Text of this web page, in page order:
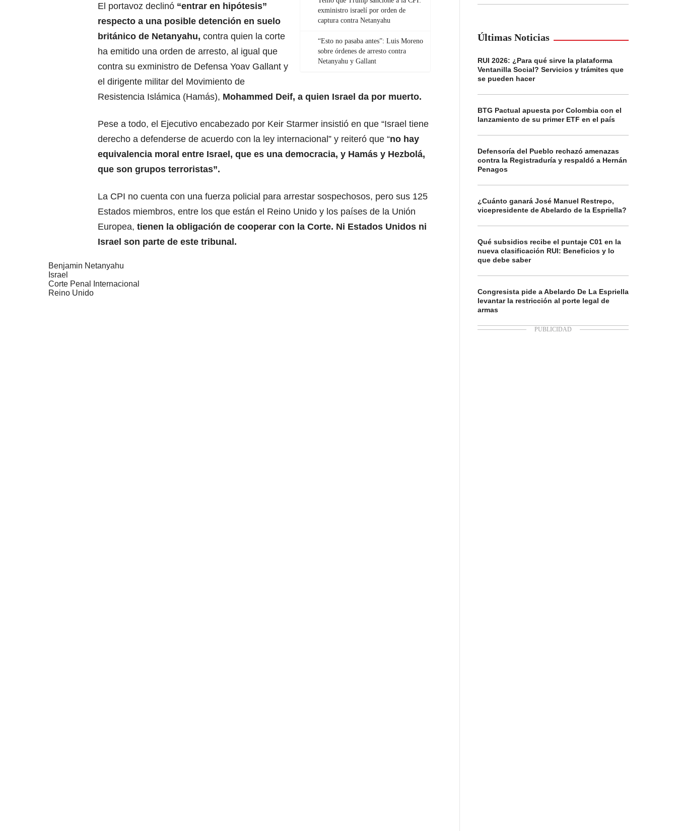
exministro israelí por orden de
captura contra Netanyahu
“Esto no pasaba antes”: Luis Moreno
sobre órdenes de arresto contra
Netanyahu y Gallant
El portavoz declinó “entrar en hipótesis”
respecto a una posible detención en suelo
británico de Netanyahu, contra quien la corte
ha emitido una orden de arresto, al igual que
contra su exministro de Defensa Yoav Gallant y
el dirigente militar del Movimiento de
Resistencia Islámica (Hamás), Mohammed Deif, a quien Israel da por muerto.
Pese a todo, el Ejecutivo encabezado por Keir Starmer insistió en que “Israel tiene
derecho a defenderse de acuerdo con la ley internacional” y reiteró que “no hay
equivalencia moral entre Israel, que es una democracia, y Hamás y Hezbolá,
que son grupos terroristas”.
La CPI no cuenta con una fuerza policial para arrestar sospechosos, pero sus 125
Estados miembros, entre los que están el Reino Unido y los países de la Unión
Europea, tienen la obligación de cooperar con la Corte. Ni Estados Unidos ni
Israel son parte de este tribunal.
Benjamin Netanyahu
Israel
Corte Penal Internacional
Reino Unido
Últimas Noticias
RUI 2026: ¿Para qué sirve la plataforma
Ventanilla Social? Servicios y trámites que
se pueden hacer
BTG Pactual apuesta por Colombia con el
lanzamiento de su primer ETF en el país
Defensoría del Pueblo rechazó amenazas
contra la Registraduría y respaldó a Hernán
Penagos
¿Cuánto ganará José Manuel Restrepo,
vicepresidente de Abelardo de la Espriella?
Qué subsidios recibe el puntaje C01 en la
nueva clasificación RUI: Beneficios y lo
que debe saber
Congresista pide a Abelardo De La Espriella
levantar la restricción al porte legal de
armas